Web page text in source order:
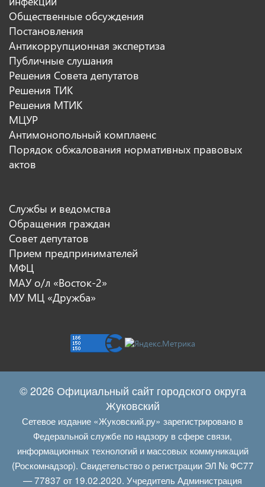
Общественные обсуждения
Постановления
Антикоррупционная экспертиза
Публичные слушания
Решения Совета депутатов
Решения ТИК
Решения МТИК
МЦУР
Антимонопольный комплаенс
Порядок обжалования нормативных правовых
актов
Службы и ведомства
Обращения граждан
Совет депутатов
Прием предпринимателей
МФЦ
МАУ о/л «Восток-2»
МУ МЦ «Дружба»
© 2026 Официальный сайт городского округа
Жуковский
Сетевое издание «Жуковский.ру» зарегистрировано в
Федеральной службе по надзору в сфере связи,
информационных технологий и массовых коммуникаций
(Роскомнадзор). Свидетельство о регистрации ЭЛ № ФС77
— 77837 от 19.02.2020. Учредитель Администрация